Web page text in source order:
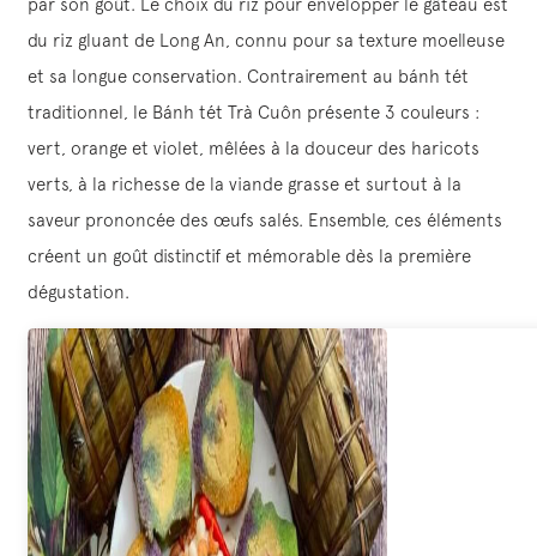
du riz gluant de Long An, connu pour sa texture moelleuse
et sa longue conservation. Contrairement au bánh tét
traditionnel, le Bánh tét Trà Cuôn présente 3 couleurs :
vert, orange et violet, mêlées à la douceur des haricots
verts, à la richesse de la viande grasse et surtout à la
saveur prononcée des œufs salés. Ensemble, ces éléments
créent un goût distinctif et mémorable dès la première
dégustation.